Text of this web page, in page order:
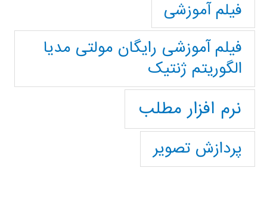
فیلم آموزشی
فیلم آموزشی رایگان مولتی مدیا
الگوریتم ژنتیک
نرم افزار مطلب
پردازش تصویر